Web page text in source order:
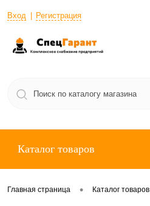
Вход Регистрация
Каталог товаров
Главная страница • Каталог товаров